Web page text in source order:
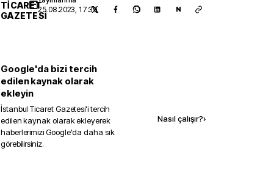
TICARET
GAZETESI
25.08.2023, 17:39
N
Google'da bizi tercih
edilen kaynak olarak
ekleyin
İstanbul Ticaret Gazetesi'i tercih
edilen kaynak olarak ekleyerek
haberlerimizi Google'da daha sık
görebilirsiniz.
Nasıl çalışır?›